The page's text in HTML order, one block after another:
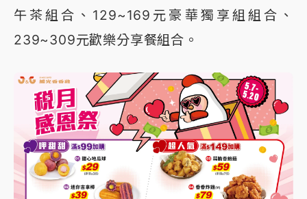
午茶組合、129~169元豪華獨享組組合、
239~309元歡樂分享餐組合。